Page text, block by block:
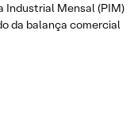
Industrial Mensal (PIM)
da balança comercial